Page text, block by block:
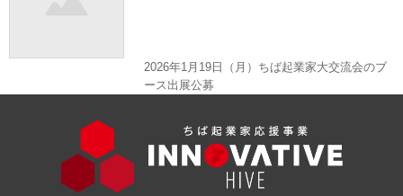
2026年1月19日（月）ちば起業家大交流会のブ
ース出展公募